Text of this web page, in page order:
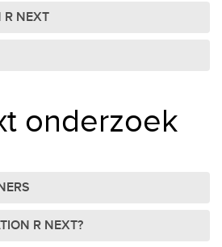
R NEXT
onderzoek
R NEXT?